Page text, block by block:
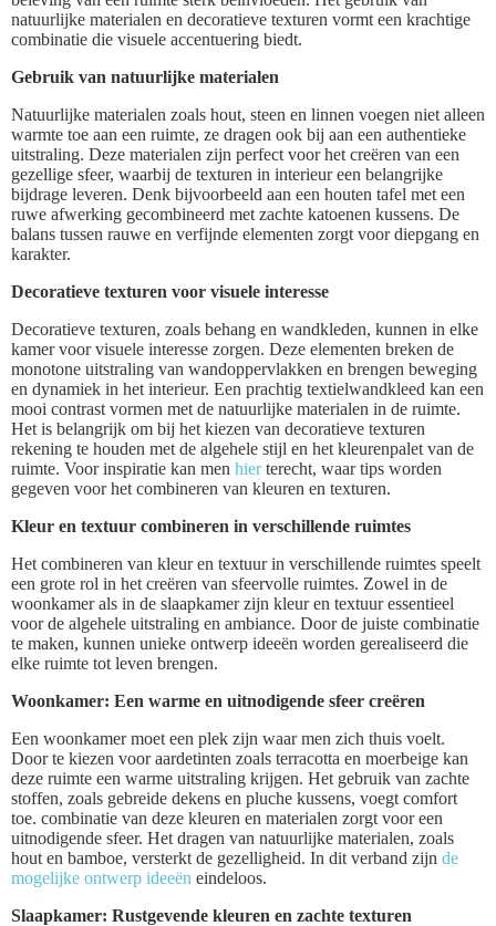
natuurlijke materialen en decoratieve texturen vormt een krachtige
combinatie die visuele accentuering biedt.
Gebruik van natuurlijke materialen
Natuurlijke materialen zoals hout, steen en linnen voegen niet alleen
warmte toe aan een ruimte, ze dragen ook bij aan een authentieke
uitstraling. Deze materialen zijn perfect voor het creëren van een
gezellige sfeer, waarbij de texturen in interieur een belangrijke
bijdrage leveren. Denk bijvoorbeeld aan een houten tafel met een
ruwe afwerking gecombineerd met zachte katoenen kussens. De
balans tussen rauwe en verfijnde elementen zorgt voor diepgang en
karakter.
Decoratieve texturen voor visuele interesse
Decoratieve texturen, zoals behang en wandkleden, kunnen in elke
kamer voor visuele interesse zorgen. Deze elementen breken de
monotone uitstraling van wandoppervlakken en brengen beweging
en dynamiek in het interieur. Een prachtig textielwandkleed kan een
mooi contrast vormen met de natuurlijke materialen in de ruimte.
Het is belangrijk om bij het kiezen van decoratieve texturen
rekening te houden met de algehele stijl en het kleurenpalet van de
ruimte. Voor inspiratie kan men hierterecht, waar tips worden
gegeven voor het combineren van kleuren en texturen.
Kleur en textuur combineren in verschillende ruimtes
Het combineren van kleur en textuur in verschillende ruimtes speelt
een grote rol in het creëren van sfeervolle ruimtes. Zowel in de
woonkamer als in de slaapkamer zijn kleur en textuur essentieel
voor de algehele uitstraling en ambiance. Door de juiste combinatie
te maken, kunnen unieke ontwerp ideeën worden gerealiseerd die
elke ruimte tot leven brengen.
Woonkamer: Een warme en uitnodigende sfeer creëren
Een woonkamer moet een plek zijn waar men zich thuis voelt.
Door te kiezen voor aardetinten zoals terracotta en moerbeige kan
deze ruimte een warme uitstraling krijgen. Het gebruik van zachte
stoffen, zoals gebreide dekens en pluche kussens, voegt comfort
toe. combinatie van deze kleuren en materialen zorgt voor een
uitnodigende sfeer. Het dragen van natuurlijke materialen, zoals
hout en bamboe, versterkt de gezelligheid. In dit verband zijn de
mogelijke ontwerp ideeën eindeloos.
Slaapkamer: Rustgevende kleuren en zachte texturen